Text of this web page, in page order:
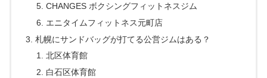
CHANGES ボクシングフィットネスジム
エニタイムフィットネス元町店
札幌にサンドバッグが打てる公営ジムはある？
北区体育館
白石区体育館